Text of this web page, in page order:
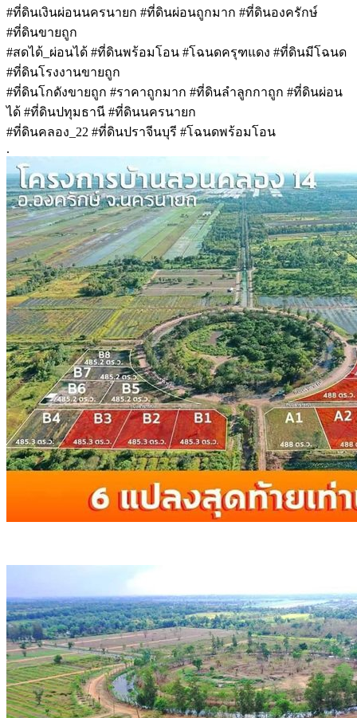
#ที่ดินเงินผ่อนนครนายก #ที่ดินผ่อนถูกมาก #ที่ดินองครักษ์
#ที่ดินขายถูก
#สดได้_ผ่อนได้ #ที่ดินพร้อมโอน #โฉนดครุฑแดง #ที่ดินมีโฉนด
#ที่ดินโรงงานขายถูก
#ที่ดินโกดังขายถูก #ราคาถูกมาก #ที่ดินลำลูกกาถูก #ที่ดินผ่อน
ได้ #ที่ดินปทุมธานี #ที่ดินนครนายก
#ที่ดินคลอง_22 #ที่ดินปราจีนบุรี #โฉนดพร้อมโอน
.